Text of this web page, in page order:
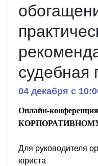
судебная
04 декабря c
Онлайн-конференция
Для руководителя
юриста